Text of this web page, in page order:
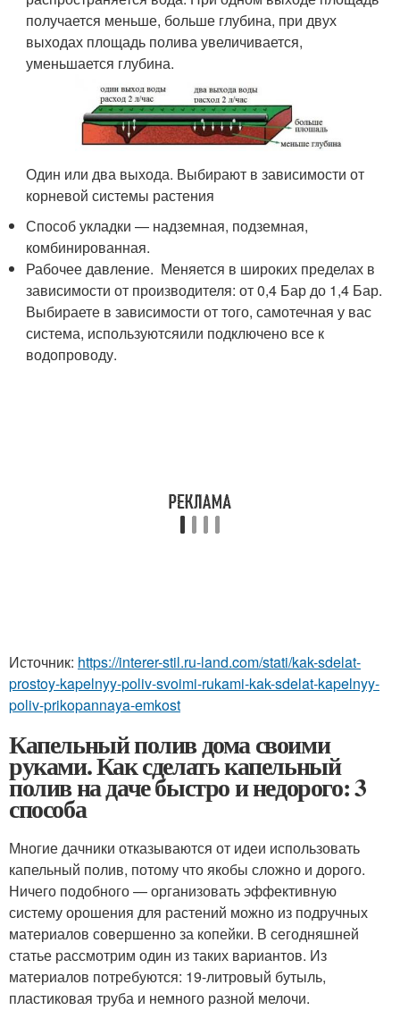
получается меньше, больше глубина, при двух
выходах площадь полива увеличивается,
уменьшается глубина.
Один или два выхода. Выбирают в зависимости от
корневой системы растения
Способ укладки — надземная, подземная,
комбинированная.
Рабочее давление. Меняется в широких пределах в
зависимости от производителя: от 0,4 Бар до 1,4 Бар.
Выбираете в зависимости от того, самотечная у вас
система, используютсяили подключено все к
водопроводу.
Источник: https://interer-stil.ru-land.com/stati/kak-sdelat-
prostoy-kapelnyy-poliv-svoimi-rukami-kak-sdelat-kapelnyy-
poliv-prikopannaya-emkost
Капельный полив дома своими
руками. Как сделать капельный
полив на даче быстро и недорого: 3
способа
Многие дачники отказываются от идеи использовать
капельный полив, потому что якобы сложно и дорого.
Ничего подобного — организовать эффективную
систему орошения для растений можно из подручных
материалов совершенно за копейки. В сегодняшней
статье рассмотрим один из таких вариантов. Из
материалов потребуются: 19-литровый бутыль,
пластиковая труба и немного разной мелочи.